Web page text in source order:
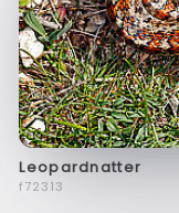
Leopardnatter
f72313